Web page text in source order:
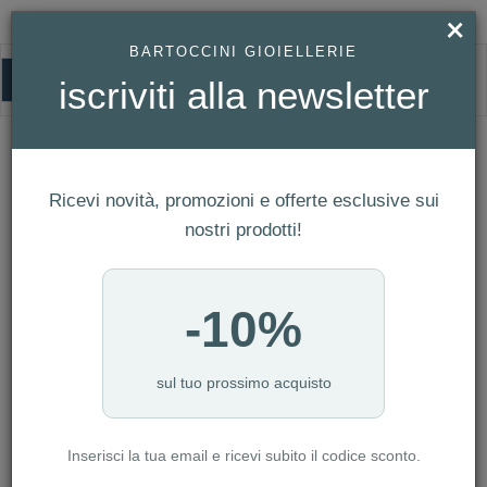
HOMEPAGE MONO ORECCHINO SALVINI - I SEGNI REF. 20094215
Mono Orecchino Salvini - I Segni Ref.
20094215
×
BARTOCCINI GIOIELLERIE
iscriviti alla newsletter
Ricevi novità, promozioni e offerte esclusive sui
nostri prodotti!
-10%
sul tuo prossimo acquisto
Inserisci la tua email e ricevi subito il codice sconto.